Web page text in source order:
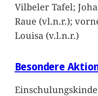
Vilbeler Tafel;
Raue (vl.n.r.);
Louisa (v.l.n.r.)
Besondere